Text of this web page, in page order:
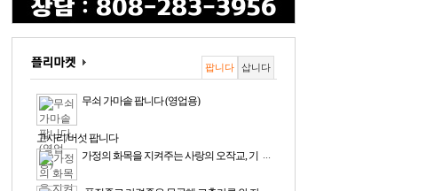
팝니다 삽니다
무쇠 가마솥 팝니다 (영업용)
고사리/버섯 팝니다
...
가정의 화목을 지켜주는 사랑의 오작교, 기
능식품 Vigo, 속효성ㆍ발기강직도ㆍ발기지속